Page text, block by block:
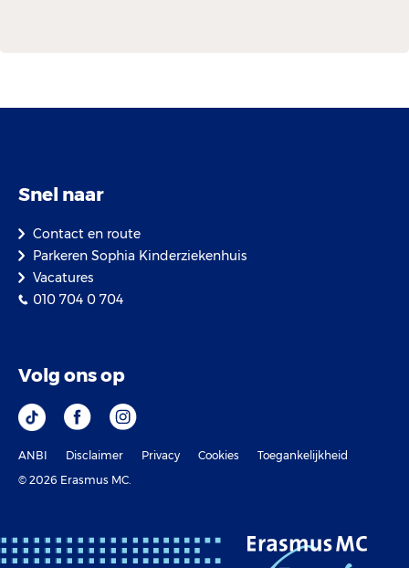
Snel naar
Contact en route
Parkeren Sophia Kinderziekenhuis
Vacatures
010 704 0 704
Volg ons op
ANBI Disclaimer Privacy Cookies
Toegankelijkheid
© 2026 Erasmus MC.